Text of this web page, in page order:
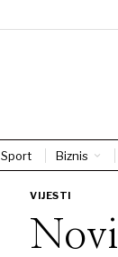
Sport Biznis
VIJESTI